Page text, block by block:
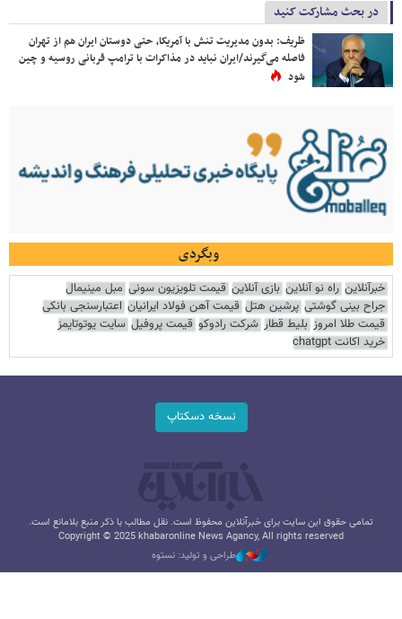
در بحث مشارکت کنید
ظریف: بدون مدیریت تنش با آمریکا، حتی دوستان ایران هم از تهران
فاصله می‌گیرند/ایران نباید در مذاکرات با ترامپ قربانی روسیه و چین
شود
وبگردی
خبرآنلاین راه نو آنلاین بازی آنلاین قیمت تلویزیون سونی مبل مینیمال
جراح بینی گوشتی پرشین هتل قیمت آهن فولاد ایرانیان اعتبارسنجی بانکی
قیمت طلا امروز بلیط قطار شرکت رادوکو قیمت پروفیل سایت یوتوتایمز
خرید اکانت chatgpt
نسخه دسکتاپ
تمامی حقوق این سایت برای خبرآنلاین محفوظ است. نقل مطالب با ذکر منبع بلامانع است.
Copyright © 2025 khabaronline News Agancy, All rights reserved
طراحی و تولید: نستوه